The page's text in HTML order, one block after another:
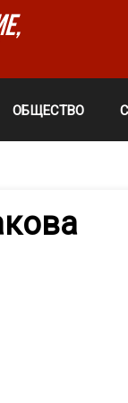
ОБЩЕСТВО